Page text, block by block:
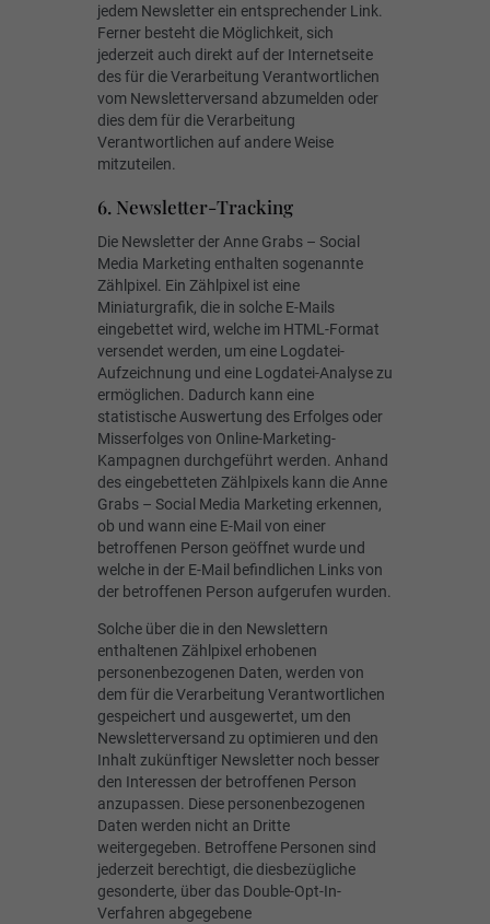
jedem Newsletter ein entsprechender Link.
Ferner besteht die Möglichkeit, sich
jederzeit auch direkt auf der Internetseite
des für die Verarbeitung Verantwortlichen
vom Newsletterversand abzumelden oder
dies dem für die Verarbeitung
Verantwortlichen auf andere Weise
mitzuteilen.
6. Newsletter-Tracking
Die Newsletter der Anne Grabs – Social
Media Marketing enthalten sogenannte
Zählpixel. Ein Zählpixel ist eine
Miniaturgrafik, die in solche E-Mails
eingebettet wird, welche im HTML-Format
versendet werden, um eine Logdatei-
Aufzeichnung und eine Logdatei-Analyse zu
ermöglichen. Dadurch kann eine
statistische Auswertung des Erfolges oder
Misserfolges von Online-Marketing-
Kampagnen durchgeführt werden. Anhand
des eingebetteten Zählpixels kann die Anne
Grabs – Social Media Marketing erkennen,
ob und wann eine E-Mail von einer
betroffenen Person geöffnet wurde und
welche in der E-Mail befindlichen Links von
der betroffenen Person aufgerufen wurden.
Solche über die in den Newslettern
enthaltenen Zählpixel erhobenen
personenbezogenen Daten, werden von
dem für die Verarbeitung Verantwortlichen
gespeichert und ausgewertet, um den
Newsletterversand zu optimieren und den
Inhalt zukünftiger Newsletter noch besser
den Interessen der betroffenen Person
anzupassen. Diese personenbezogenen
Daten werden nicht an Dritte
weitergegeben. Betroffene Personen sind
jederzeit berechtigt, die diesbezügliche
gesonderte, über das Double-Opt-In-
Verfahren abgegebene